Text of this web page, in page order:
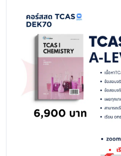
เคมี A-level สอบเข้าม